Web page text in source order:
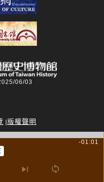
06/03
版權聲明
National Museum of Taiwan
號 電話：06-3568889 傳真：06-
-01:01